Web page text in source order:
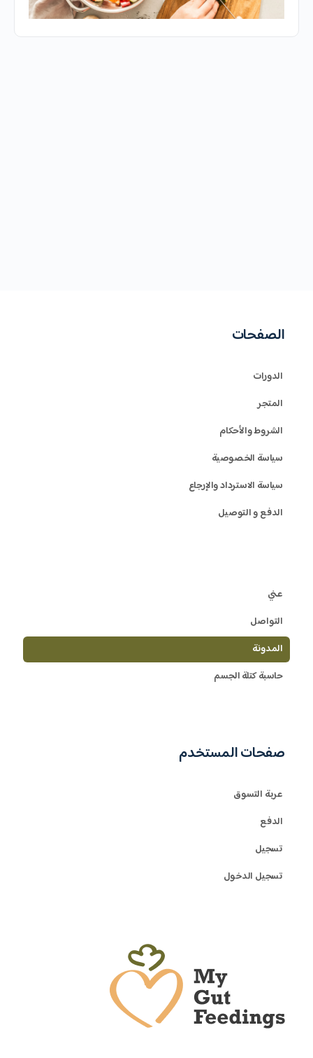
الصفحات
الدورات
المتجر
الشروط والأحكام
سياسة الخصوصية
سياسة الاسترداد والإرجاع
الدفع و التوصيل
عني
التواصل
المدونة
حاسبة كتلة الجسم
صفحات المستخدم
عربة التسوق
الدفع
تسجيل
تسجيل الدخول